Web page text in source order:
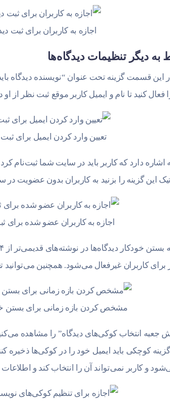
اجازه به کاربران برای ثبت
به دیگر تنظیمات دیدگاه‌ها
این قسمت گزینه‌ تحت عنوان “نویسنده دیدگاه
فعال کنید تا نام و ایمیل کاربر موقع ثبت نظر از
تعیین وارد کردن ایمیل برای ثبت
اشاره دارد که کاربر باید در سایت شما ثبت‌نام
این گزینه را بزنید به کاربران بدون عضویت
اجازه به کاربران عضو شده برای
مشخص کردن بازه زمانی برای بستن
جعبه انتخاب کوکی‌های دیدگاه” را مشاهده
گزینه کوچکی باید ایمیل خود را در کوکی‌ها ذخیره
و کاربر نمی‌تواند آن را انتخاب کند و